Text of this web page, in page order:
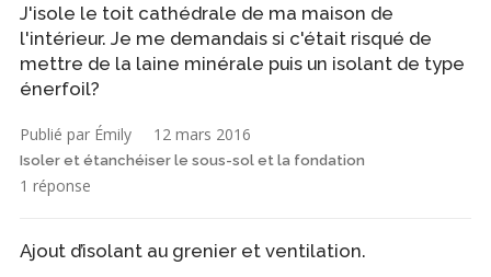
J'isole le toit cathédrale de ma maison de
l'intérieur. Je me demandais si c'était risqué de
mettre de la laine minérale puis un isolant de type
énerfoil?
Publié par Émily 12 mars 2016
Isoler et étanchéiser le sous-sol et la fondation
1 réponse
Ajout d’isolant au grenier et ventilation.